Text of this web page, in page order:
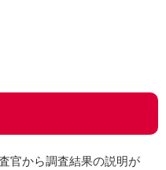
官から調査結果の説明が